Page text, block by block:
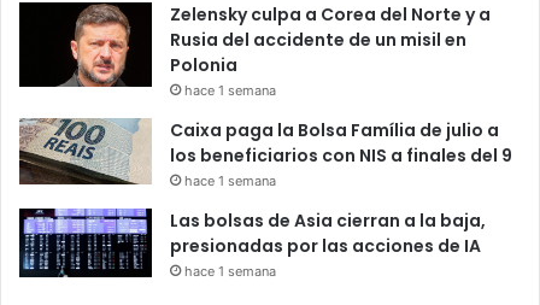
Zelensky culpa a Corea del Norte y a
Rusia del accidente de un misil en
Polonia
hace 1 semana
Caixa paga la Bolsa Família de julio a
los beneficiarios con NIS a finales del 9
hace 1 semana
Las bolsas de Asia cierran a la baja,
presionadas por las acciones de IA
hace 1 semana